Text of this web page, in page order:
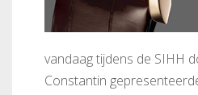
vandaag tijdens de SIHH
Constantin